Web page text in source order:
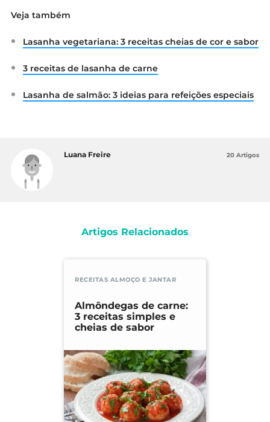
Veja também
Lasanha vegetariana: 3 receitas cheias de cor e sabor
3 receitas de lasanha de carne
Lasanha de salmão: 3 ideias para refeições especiais
Luana Freire 20 Artigos
Artigos Relacionados
RECEITAS ALMOÇO E JANTAR
Almôndegas de carne:
3 receitas simples e
cheias de sabor